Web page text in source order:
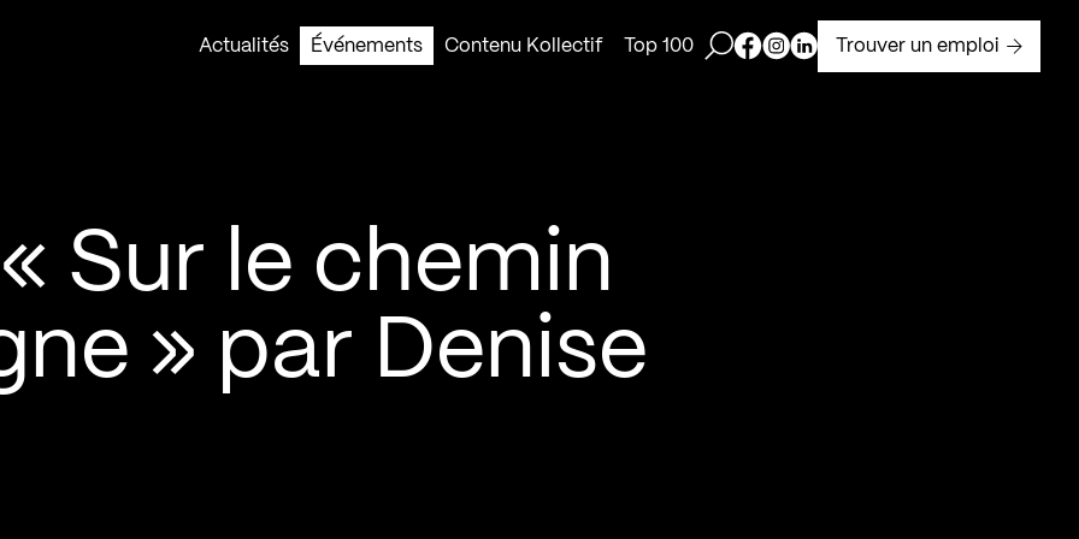
Actualités
Événements Contenu Kollectif Top 100 Ouvrir la barre de recherche
Page Facebook de Kollectif
Page Instagram de Kollectif
Page Linkedin de Kollectif
Trouver un emploi
Sur le chemin
» par Denise